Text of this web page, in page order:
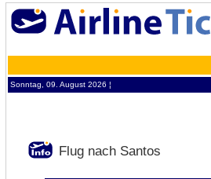
Sonntag, 09. August 2026 ¦
Flug nach Santos